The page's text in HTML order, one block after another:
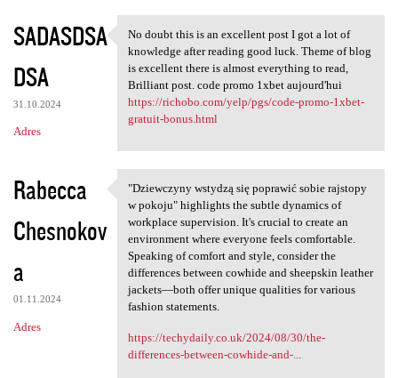
K
o
m
e
n
a
r
z
e
SADASDSA
DSA
31.10.2024
Adres
No doubt this is an excellent
No doubt this is an excellent post I got a lot of
knowledge after reading good luck. Theme of blog
is excellent there is almost everything to read,
Brilliant post. code promo 1xbet aujourd'hui
https://richobo.com/yelp/pgs/code-promo-1xbet-
gratuit-bonus.html
Rabecca
Chesnokov
a
01.11.2024
Adres
"Dziewczyny wstydzą się
"Dziewczyny wstydzą się poprawić sobie rajstopy
w pokoju" highlights the subtle dynamics of
workplace supervision. It's crucial to create an
environment where everyone feels comfortable.
Speaking of comfort and style, consider the
differences between cowhide and sheepskin leather
jackets—both offer unique qualities for various
fashion statements.
https://techydaily.co.uk/2024/08/30/the-
differences-between-cowhide-and-...